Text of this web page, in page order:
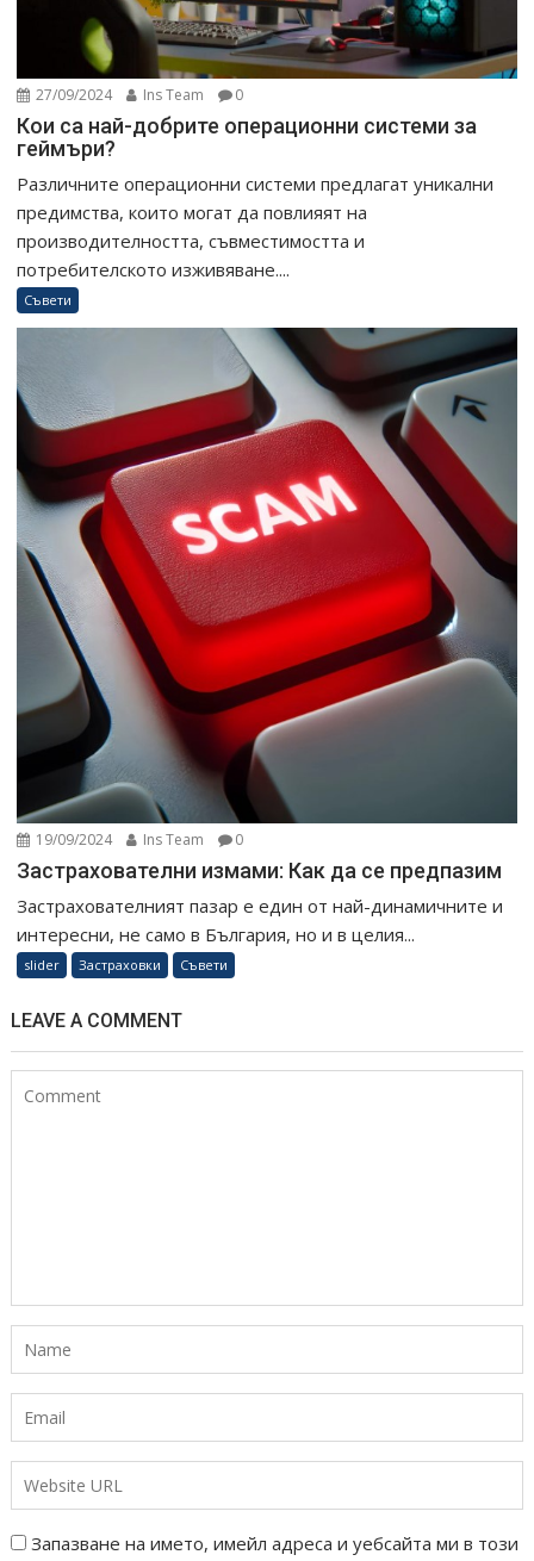
27/09/2024 Ins Team 0
Кои са най-добрите операционни системи за
геймъри?
Различните операционни системи предлагат уникални
предимства, които могат да повлияят на
производителността, съвместимостта и
потребителското изживяване....
Съвети
19/09/2024 Ins Team 0
Застрахователни измами: Как да се предпазим
Застрахователният пазар е един от най-динамичните и
интересни, не само в България, но и в целия...
slider Застраховки Съвети
LEAVE A COMMENT
Запазване на името, имейл адреса и уебсайта ми в този